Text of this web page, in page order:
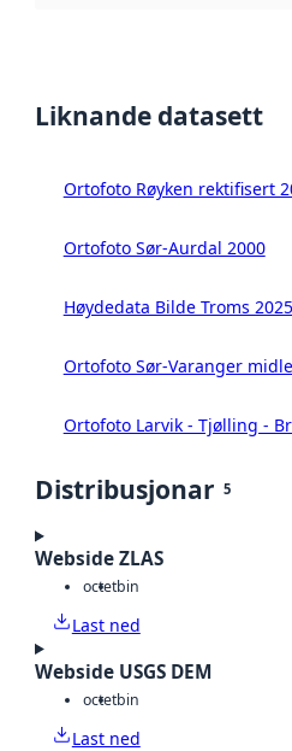
Liknande datasett
Ortofoto Røyken rektifisert
Ortofoto Sør-Aurdal 2000
Høydedata Bilde Troms 2025
Ortofoto Sør-Varanger
Ortofoto Larvik - Tjølling -
Distribusjonar 5
Webside ZLAS
octetbin
Last ned
Webside USGS DEM
octetbin
Last ned